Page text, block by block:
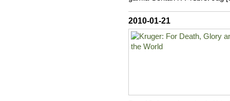
2010-01-21